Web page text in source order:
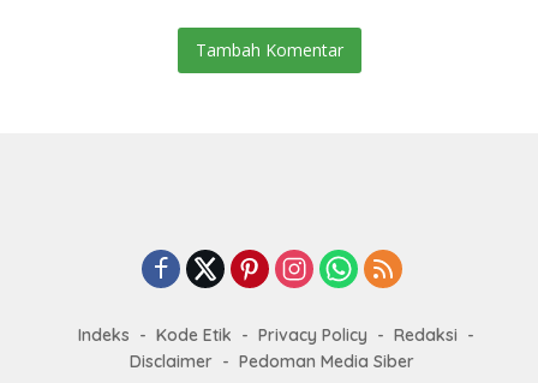
Tambah Komentar
Indeks Kode Etik Privacy Policy
Redaksi
Disclaimer
Pedoman Media Siber